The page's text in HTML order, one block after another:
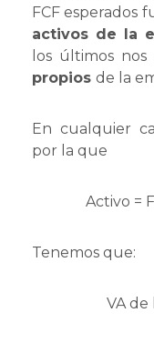
FCF esperados
activos de la
los últimos
propios de la
En cualquier
por la que
Activo =
Tenemos que:
VA de los